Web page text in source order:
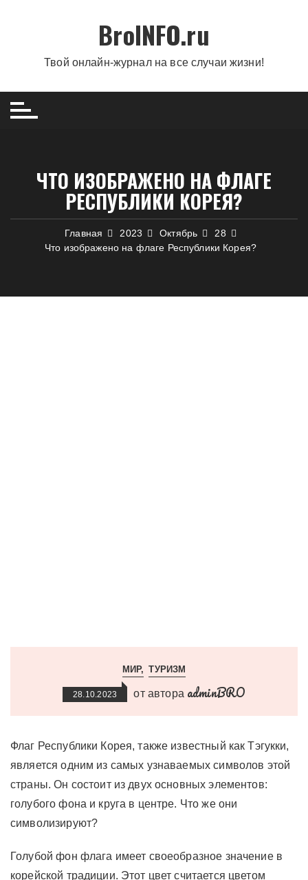
BroINFO.ru
Твой онлайн-журнал на все случаи жизни!
ЧТО ИЗОБРАЖЕНО НА ФЛАГЕ
РЕСПУБЛИКИ КОРЕЯ?
Главная 2023 Октябрь
28
Что изображено на флаге Республики Корея?
МИР ТУРИЗМ
28.10.2023 от автора adminBRO
Флаг Республики Корея, также известный как Тэгукки,
является одним из самых узнаваемых символов этой
страны. Он состоит из двух основных элементов:
голубого фона и круга в центре. Что же они
символизируют?
Голубой фон флага имеет своеобразное значение в
корейской традиции. Этот цвет считается цветом